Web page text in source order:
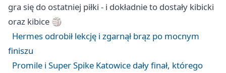
gra się do ostatniej piłki - i dokładnie to dostały kibicki
oraz kibice 🏐
Hermes odrobił lekcję i zgarnął brąz po mocnym
finiszu
Promile i Super Spike Katowice dały finał, którego